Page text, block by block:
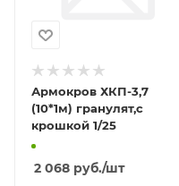
Армокров ХКП-3,7
(10*1м) гранулят,с
крошкой 1/25
2 068 руб./шт